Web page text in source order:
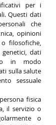
per i
Questi dati
che
opinioni
filosofiche,
genetici, dati
in modo
sulla salute
sessuale
fisica
il servizio o
o